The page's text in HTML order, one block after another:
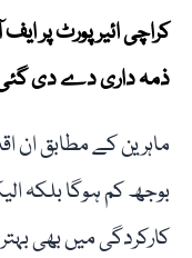
کراچی ائیرپورٹ پر
ذمہ داری دے دی
ماہرین کے مطابق
بوجھ کم ہوگا بلکہ
کارکردگی میں بھی